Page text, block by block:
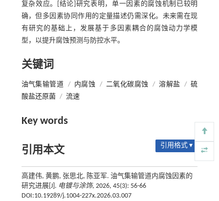
复杂效应。[结论]研究表明，单一因素的腐蚀机制已较明
确，但多因素协同作用的定量描述仍需深化。未来需在现
有研究的基础上，发展基于多因素耦合的腐蚀动力学模
型，以提升腐蚀预测与防控水平。
关键词
油气集输管道 / 内腐蚀 / 二氧化碳腐蚀 / 溶解盐 / 硫
酸盐还原菌 / 流速
Key words
引用本文 引用格式 ▾
高建伟, 黄鹏, 张思北, 陈亚军. 油气集输管道内腐蚀因素的
研究进展[J]. 电镀与涂饰, 2026, 45(3): 56-66
DOI:10.19289/j.1004-227x.2026.03.007